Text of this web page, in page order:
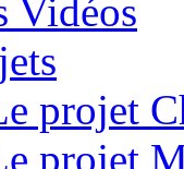
Vidéos
projet
projet